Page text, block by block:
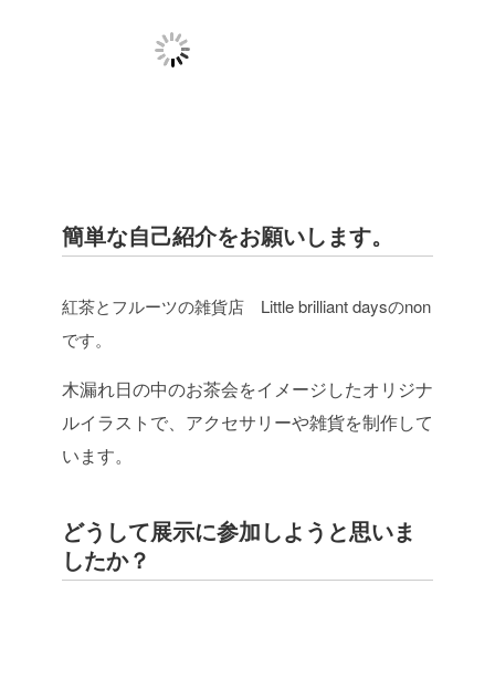
簡単な自己紹介をお願いします。
紅茶とフルーツの雑貨店 Little brilliant daysのnon
です。
木漏れ日の中のお茶会をイメージしたオリジナ
ルイラストで、アクセサリーや雑貨を制作して
います。
どうして展示に参加しようと思いま
したか？